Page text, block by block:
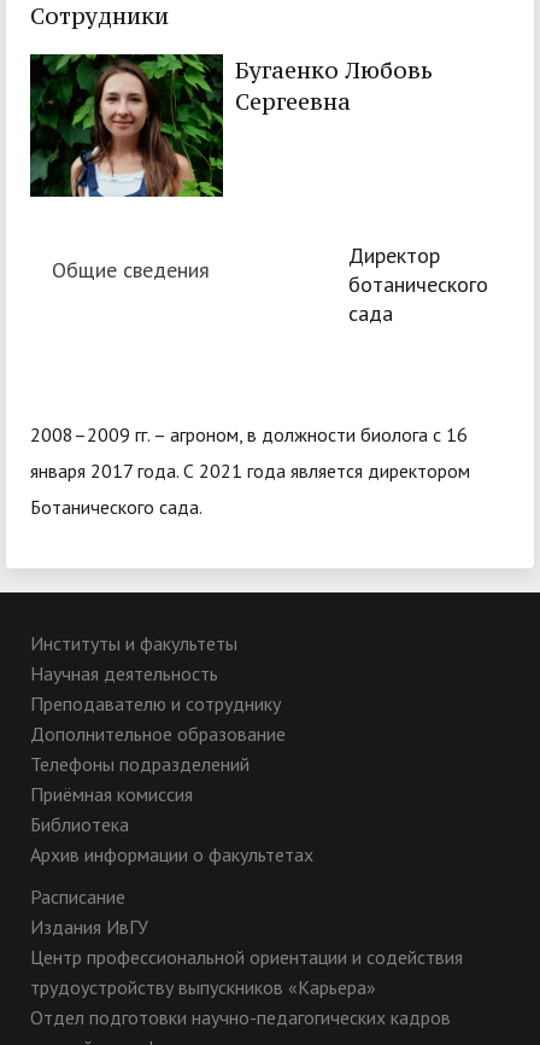
Сотрудники
Бугаенко Любовь
Сергеевна
Общие сведения
Директор
ботанического
сада
2008–2009 гг. – агроном, в должности биолога с 16
января 2017 года. С 2021 года является директором
Ботанического сада.
Институты и факультеты
Научная деятельность
Преподавателю и сотруднику
Дополнительное образование
Телефоны подразделений
Приёмная комиссия
Библиотека
Архив информации о факультетах
Расписание
Издания ИвГУ
Центр профессиональной ориентации и содействия
трудоустройству выпускников «Карьера»
Отдел подготовки научно-педагогических кадров